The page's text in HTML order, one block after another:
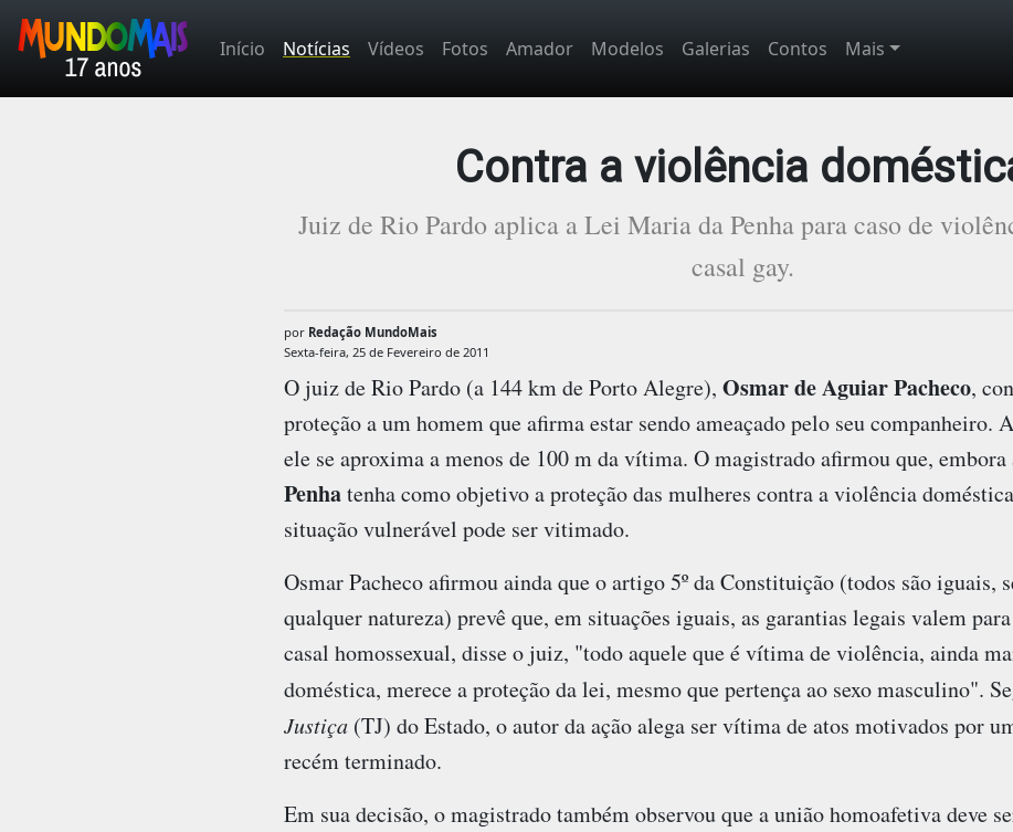
Início Notícias Vídeos Fotos Amador Modelos Galerias Contos Mais
Contra a violência
Juiz de Rio Pardo aplica a Lei Maria da Penha para caso de
casal gay.
por Redação MundoMais
Sexta-feira, 25 de Fevereiro de 2011
O juiz de Rio Pardo (a 144 km de Porto Alegre), Osmar de Aguiar Pacheco,
proteção a um homem que afirma estar sendo ameaçado pelo seu companheiro.
ele se aproxima a menos de 100 m da vítima. O magistrado afirmou que, embora
Penhatenha como objetivo a proteção das mulheres contra a violência
situação vulnerável pode ser vitimado.
Osmar Pacheco afirmou ainda que o artigo 5º da Constituição (todos são iguais,
qualquer natureza) prevê que, em situações iguais, as garantias legais valem
casal homossexual, disse o juiz, "todo aquele que é vítima de violência, ainda
doméstica, merece a proteção da lei, mesmo que pertença ao sexo masculino".
Justiça(TJ) do Estado, o autor da ação alega ser vítima de atos motivados por
recém terminado.
Em sua decisão, o magistrado também observou que a união homoafetiva deve